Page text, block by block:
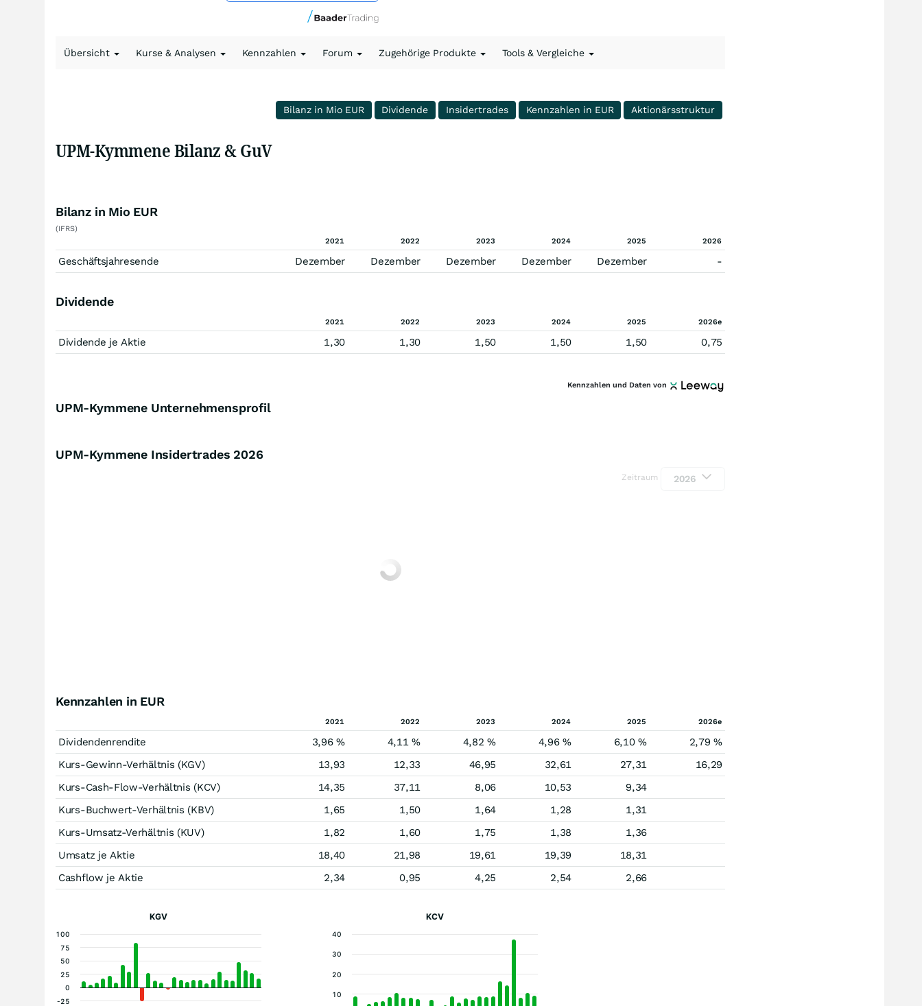
Übersicht Kurse & Analysen Kennzahlen Forum Zugehörige Produkte Tools & Vergleiche
Bilanz in Mio EUR Dividende Insidertrades Kennzahlen in EUR Aktionärsstruktur
UPM-Kymmene Bilanz & GuV
Bilanz in Mio EUR
(IFRS)
2021
2022 2023 2024 2025 2026
Geschäftsjahresende Dezember Dezember Dezember Dezember Dezember -
Dividende
2021 2022 2023 2024 2025 2026e
Dividende je Aktie 1,30 1,30 1,50 1,50 1,50 0,75
Kennzahlen und Daten von
UPM-Kymmene Unternehmensprofil
UPM-Kymmene Insidertrades 2026
Zeitraum 2026
Kennzahlen in EUR
2021 2022 2023 2024 2025 2026e
Dividendenrendite 3,96 % 4,11 % 4,82 % 4,96 % 6,10 %
2,79 %
Kurs-Gewinn-Verhältnis (KGV)
13,93 12,33 46,95 32,61 27,31
16,29
Kurs-Cash-Flow-Verhältnis (KCV)
14,35 37,11 8,06 10,53
9,34
Kurs-Buchwert-Verhältnis (KBV)
1,65 1,50 1,64 1,28
1,31
Kurs-Umsatz-Verhältnis (KUV)
1,82 1,60 1,75 1,38
1,36
Umsatz je Aktie
18,40 21,98 19,61 19,39
18,31
Cashflow je Aktie
2,34 0,95 4,25 2,54 2,66
KGV
-25
0
25
50
75
100
KCV
10
20
30
40